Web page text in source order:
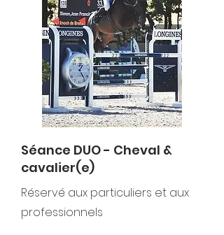
Séance DUO - Cheval &
cavalier(e)
Réservé aux particuliers et aux
professionnels